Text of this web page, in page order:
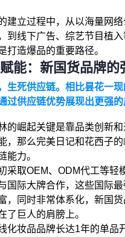
建立过程中，从以海量网
到线下广告、综艺节目植
打造爆品的重要路径。
能：新国货品牌的
生死供应链。相比昙花一
过供应链优势展现出更强的
的崛起关键是靠品类创新
，那么完美日记和花西子
能力。
采取OEM、ODM代工等轻
国际大牌合作，这些国际
，同时非常体系化，新国
了巨人的肩膀上。
化妆品品牌长达1年的单品